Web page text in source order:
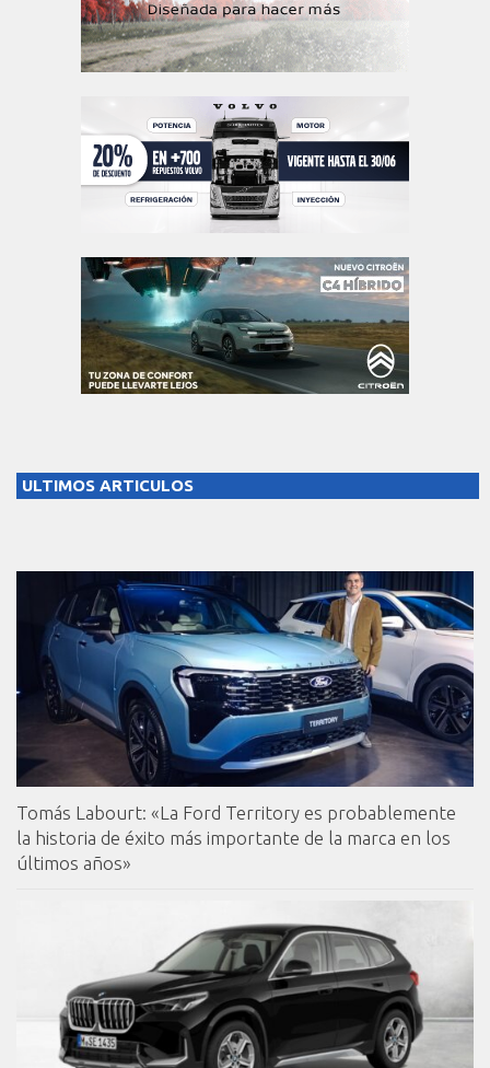
ULTIMOS ARTICULOS
Tomás Labourt: «La Ford Territory es probablemente
la historia de éxito más importante de la marca en los
últimos años»